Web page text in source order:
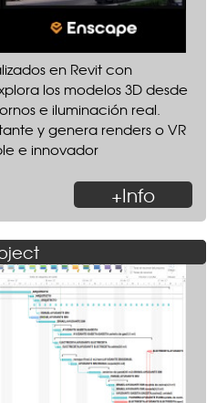
en Revit con
los modelos 3D desde
e iluminación real.
y genera renders o VR
e innovador
+Info